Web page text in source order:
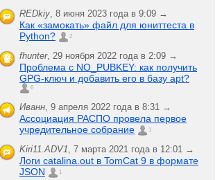
REDkiy, 8 июня 2023 года в 9:09 →
Как «замокать» файл для юниттеста в
Python?
2
fhunter, 29 ноября 2022 года в 2:09 →
Проблема с NO_PUBKEY: как получить
GPG-ключ и добавить его в базу apt?
6
Иванн, 9 апреля 2022 года в 8:31 →
Ассоциация РАСПО провела первое
учредительное собрание
1
Kiri11.ADV1, 7 марта 2021 года в 12:01 →
Логи catalina.out в TomCat 9 в формате
JSON
1